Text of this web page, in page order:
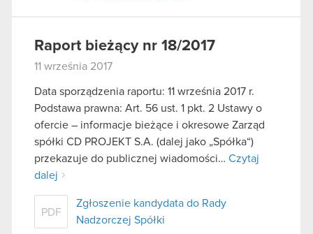
Raport bieżący nr 18/2017
11 września 2017
Data sporządzenia raportu: 11 września 2017 r.
Podstawa prawna: Art. 56 ust. 1 pkt. 2 Ustawy o
ofercie – informacje bieżące i okresowe Zarząd
spółki CD PROJEKT S.A. (dalej jako „Spółka“)
przekazuje do publicznej wiadomości… Czytaj
dalej
PDF
Zgłoszenie kandydata do Rady
Nadzorczej Spółki